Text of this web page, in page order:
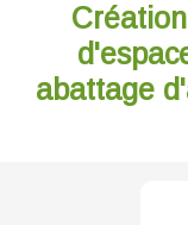
abattage